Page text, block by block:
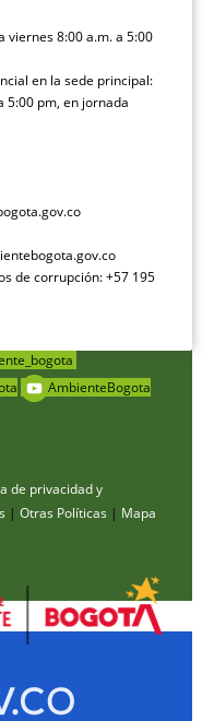
viernes 8:00 a.m. a 5:00
en la sede principal:
5:00 pm, en jornada
de corrupción: +57 195
AmbienteBogota
de privacidad y
| Otras Políticas | Mapa